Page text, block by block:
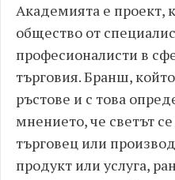
Академията е проект,
общество от
професионалисти в
търговия. Бранш,
ръстове и с това
мнението, че светът
търговец или
продукт или услуга,